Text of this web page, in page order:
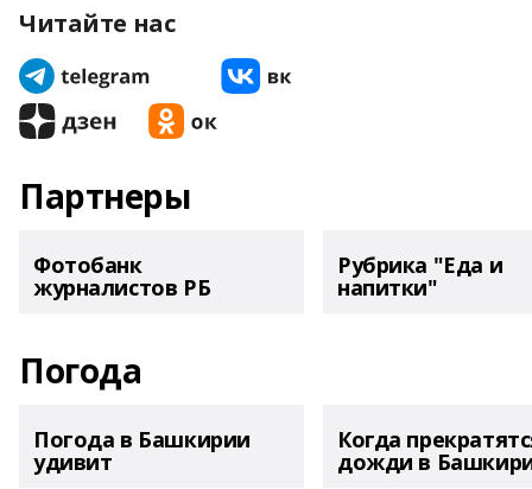
Читайте нас
Партнеры
Фотобанк
журналистов РБ
Рубрика "Еда и
напитки"
Погода
Погода в Башкирии
удивит
Когда
дожди в